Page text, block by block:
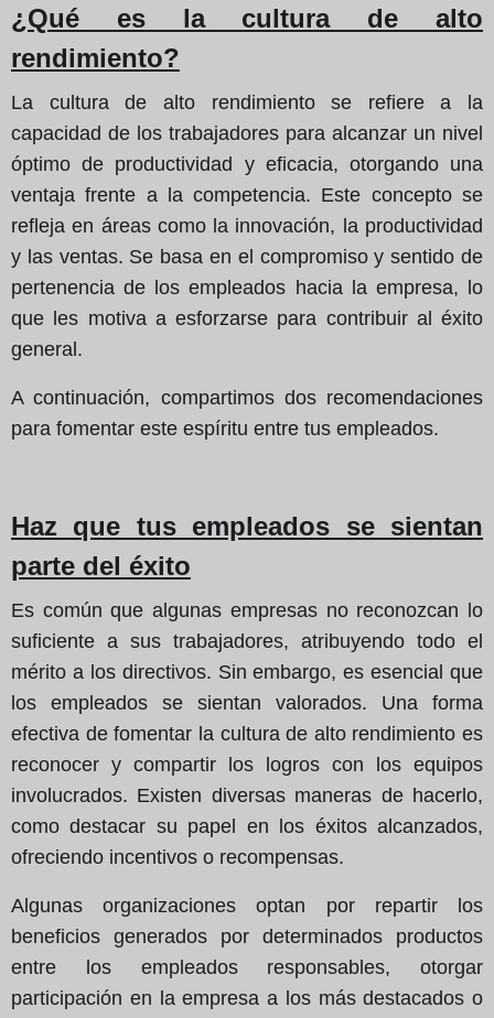
¿Qué es la cultura de alto
rendimiento?
La cultura de alto rendimiento se refiere a la
capacidad de los trabajadores para alcanzar un nivel
óptimo de productividad y eficacia, otorgando una
ventaja frente a la competencia. Este concepto se
refleja en áreas como la innovación, la productividad
y las ventas. Se basa en el compromiso y sentido de
pertenencia de los empleados hacia la empresa, lo
que les motiva a esforzarse para contribuir al éxito
general.
A continuación, compartimos dos recomendaciones
para fomentar este espíritu entre tus empleados.
Haz que tus empleados se sientan
parte del éxito
Es común que algunas empresas no reconozcan lo
suficiente a sus trabajadores, atribuyendo todo el
mérito a los directivos. Sin embargo, es esencial que
los empleados se sientan valorados. Una forma
efectiva de fomentar la cultura de alto rendimiento es
reconocer y compartir los logros con los equipos
involucrados. Existen diversas maneras de hacerlo,
como destacar su papel en los éxitos alcanzados,
ofreciendo incentivos o recompensas.
Algunas organizaciones optan por repartir los
beneficios generados por determinados productos
entre los empleados responsables, otorgar
participación en la empresa a los más destacados o